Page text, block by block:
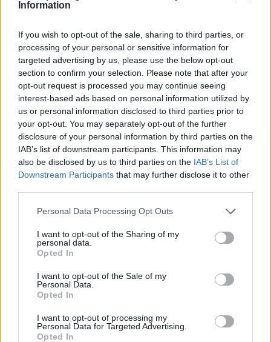
Information
If you wish to opt-out of the sale, sharing to third parties, or
processing of your personal or sensitive information for
targeted advertising by us, please use the below opt-out
section to confirm your selection. Please note that after your
opt-out request is processed you may continue seeing
interest-based ads based on personal information utilized by
us or personal information disclosed to third parties prior to
your opt-out. You may separately opt-out of the further
disclosure of your personal information by third parties on the
IAB’s list of downstream participants. This information may
also be disclosed by us to third parties on the IAB’s List of
Downstream Participants that may further disclose it to other
Personal Data Processing Opt Outs
I want to opt-out of the Sharing of my
personal data.
Opted In
I want to opt-out of the Sale of my
Personal Data.
Opted In
I want to opt-out of processing my
Personal Data for Targeted Advertising.
Opted In
μάθετε πρώτοιόλες τις ειδήσεις
TAGS: ΥΠΟΥΡΓΕΙΟ ΠΑΙΔΕΙΑΣ
ΠΑΝΕΛΛΑΔΙΚΕΣ ΕΞΕΤΑΣΕΙΣ
ΠΑΝΕΛΛΗΝΙΕΣ ΕΞΕΤΑΣΕΙΣ
ΠΑΝΕΛΛΗΝΙΕΣ
ΠΑΝΕΛΛΑΔΙΚΕΣ
ΠΑΝΕΛΛΗΝΙΕΣ 2023
ΠΑΝΕΛΛΑΔΙΚΕΣ 2023
ΠΑΝΕΛΛΗΝΙΕΣ 2023 ΓΕΛ